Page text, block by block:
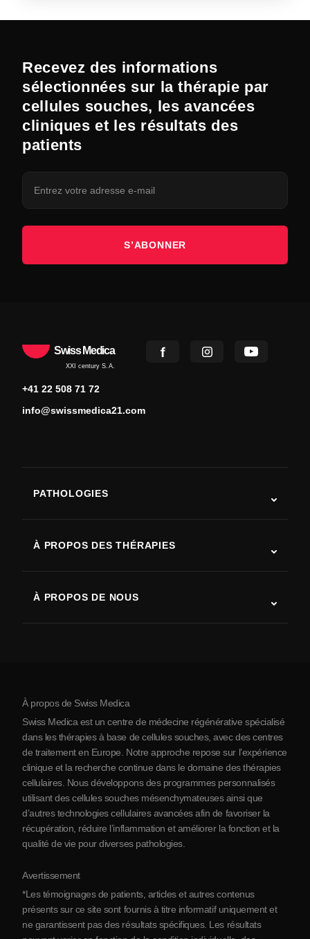
Recevez des informations
sélectionnées sur la thérapie par
cellules souches, les avancées
cliniques et les résultats des
patients
S’ABONNER
Swiss Medica
XXI century S.A.
+41 22 508 71 72
info@swissmedica21.com
PATHOLOGIES
Maladie de Parkinson
Arthrite
À PROPOS DES THÉRAPIES
À PROPOS DE NOUS
À propos de la Serbie
Partenariats
Contact
À propos de Swiss Medica
Swiss Medica est un centre de médecine régénérative spécialisé
dans les thérapies à base de cellules souches, avec des centres
de traitement en Europe. Notre approche repose sur l’expérience
clinique et la recherche continue dans le domaine des thérapies
cellulaires. Nous développons des programmes personnalisés
utilisant des cellules souches mésenchymateuses ainsi que
d’autres technologies cellulaires avancées afin de favoriser la
récupération, réduire l’inflammation et améliorer la fonction et la
qualité de vie pour diverses pathologies.
Avertissement
*Les témoignages de patients, articles et autres contenus
présents sur ce site sont fournis à titre informatif uniquement et
ne garantissent pas des résultats spécifiques. Les résultats